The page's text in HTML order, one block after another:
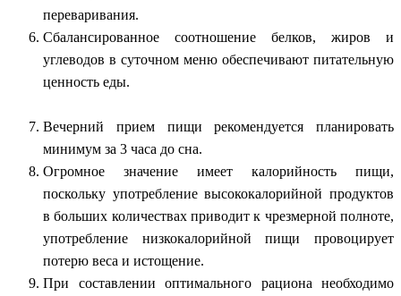
переваривания.
Сбалансированное соотношение белков, жиров и
углеводов в суточном меню обеспечивают питательную
ценность еды.
Вечерний прием пищи рекомендуется планировать
минимум за 3 часа до сна.
Огромное значение имеет калорийность пищи,
поскольку употребление высококалорийной продуктов
в больших количествах приводит к чрезмерной полноте,
употребление низкокалорийной пищи провоцирует
потерю веса и истощение.
При составлении оптимального рациона необходимо